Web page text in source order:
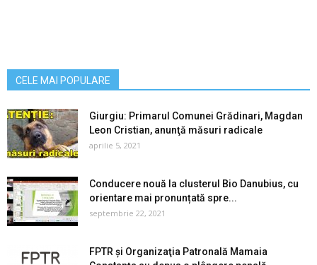
CELE MAI POPULARE
Giurgiu: Primarul Comunei Grădinari, Magdan
Leon Cristian, anunţă măsuri radicale
aprilie 5, 2021
Conducere nouă la clusterul Bio Danubius, cu
orientare mai pronunțată spre...
septembrie 22, 2021
FPTR și Organizaţia Patronală Mamaia